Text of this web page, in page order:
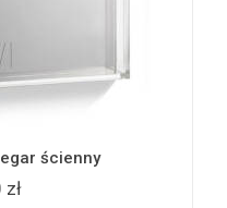
ścienny